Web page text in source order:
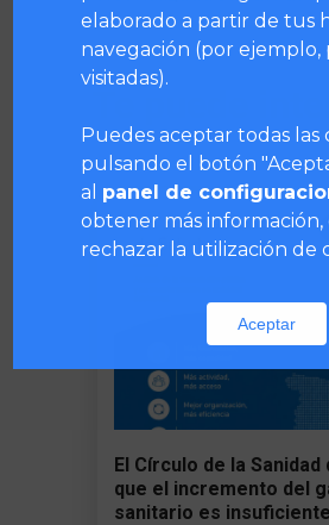
El Círculo de la Sanidad
que el incremento del
sanitario es
elaborado a partir de tus
navegación (por ejemplo,
visitadas).
Puedes aceptar todas las
pulsando el botón
al panel de
obtener más
rechazar la utilización de
Aceptar